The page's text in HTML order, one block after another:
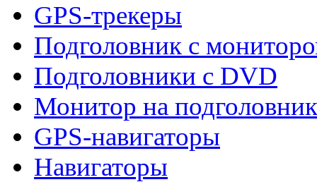
GPS-трекеры
Подголовник с
Подголовники с DVD
Монитор на подголовник
GPS-навигаторы
Навигаторы